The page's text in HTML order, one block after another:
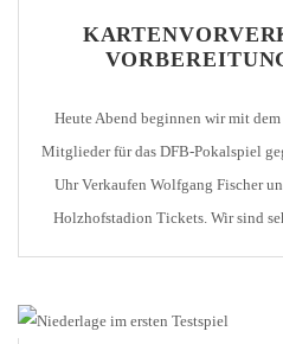
Heute Abend beginnen wir mit
Mitglieder für das DFB-Pokalspiel
Uhr Verkaufen Wolfgang Fischer
Holzhofstadion Tickets. Wir sind